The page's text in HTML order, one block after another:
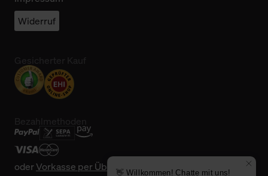
Widerruf
oderVorkasse per Überweisung